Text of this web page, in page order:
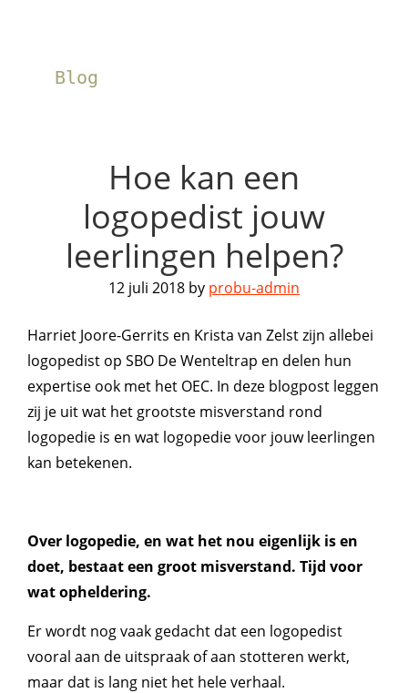
Blog
Hoe kan een
logopedist jouw
leerlingen helpen?
12 juli 2018 by probu-admin
Harriet Joore-Gerrits en Krista van Zelst zijn allebei
logopedist op SBO De Wenteltrap en delen hun
expertise ook met het OEC. In deze blogpost leggen
zij je uit wat het grootste misverstand rond
logopedie is en wat logopedie voor jouw leerlingen
kan betekenen.
Over logopedie, en wat het nou eigenlijk is en
doet, bestaat een groot misverstand. Tijd voor
wat opheldering.
Er wordt nog vaak gedacht dat een logopedist
vooral aan de uitspraak of aan stotteren werkt,
maar dat is lang niet het hele verhaal.